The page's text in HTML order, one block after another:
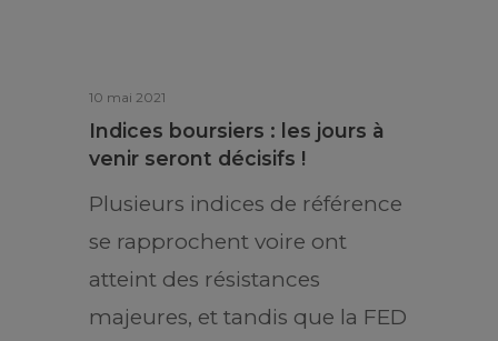
10 mai 2021
Indices boursiers : les jours à
venir seront décisifs !
Plusieurs indices de référence
se rapprochent voire ont
atteint des résistances
majeures, et tandis que la FED